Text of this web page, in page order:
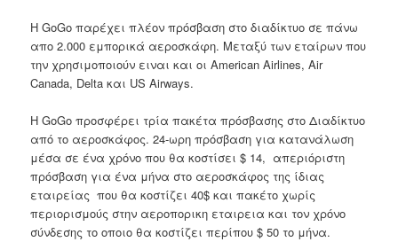
Η GoGo παρέχει πλέον πρόσβαση στο διαδίκτυο σε πάνω
απο 2.000 εμπορικά αεροσκάφη. Μεταξύ των εταίρων που
την χρησιμοποιούν ειναι και οι American Airlines, Air
Canada, Delta και US Airways.
Η GoGo προσφέρει τρία πακέτα πρόσβασης στο Διαδίκτυο
από το αεροσκάφος. 24-ωρη πρόσβαση για κατανάλωση
μέσα σε ένα χρόνο που θα κοστίσει $ 14, απεριόριστη
πρόσβαση για ένα μήνα στο αεροσκάφος της ίδιας
εταιρείας που θα κοστίζει 40$ και πακέτο χωρίς
περιορισμούς στην αεροπορικη εταιρεια και τον χρόνο
σύνδεσης το οποιο θα κοστίζει περίπου $ 50 το μήνα.